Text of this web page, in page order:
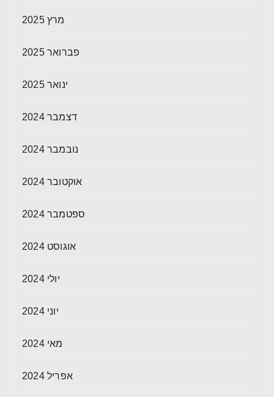
מרץ 2025
פברואר 2025
ינואר 2025
דצמבר 2024
נובמבר 2024
אוקטובר 2024
ספטמבר 2024
אוגוסט 2024
יולי 2024
יוני 2024
מאי 2024
אפריל 2024